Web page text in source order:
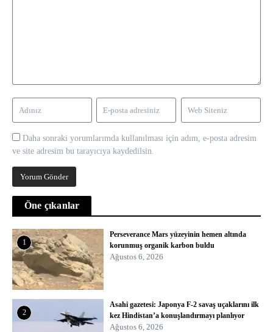
Daha sonraki yorumlarımda kullanılması için adım, e-posta adresim
ve site adresim bu tarayıcıya kaydedilsin.
Öne çıkanlar
1
Perseverance Mars yüzeyinin hemen altında
korunmuş organik karbon buldu
Ağustos 6, 2026
2
Asahi gazetesi: Japonya F-2 savaş uçaklarını ilk
kez Hindistan’a konuşlandırmayı planlıyor
Ağustos 6, 2026